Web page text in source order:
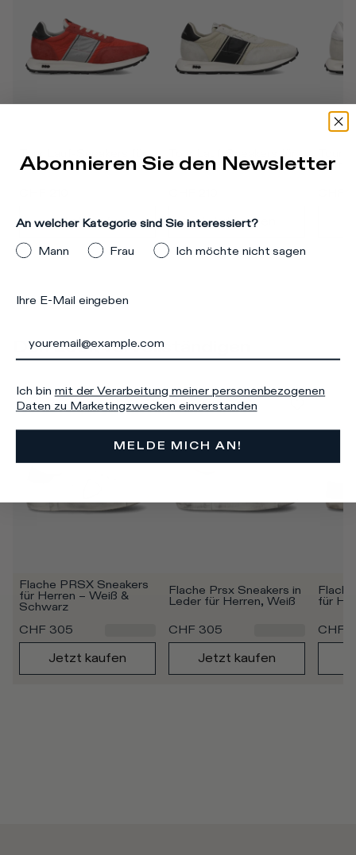
Tour Lauf-Sneakers für
Herren, Rot Grau
Jetzt kaufen
Tour Lauf-Sneakers für
Herren, Sand Schwarz
Jetzt kaufen
Den Look vervollständigen
Flache PRSX Sneakers
für Herren – Weiß &
Schwarz
CHF 305
Jetzt kaufen
Flache Prsx Sneakers in
Leder für Herren, Weiß
CHF 305
Jetzt kaufen
für
CHF
Abonnieren Sie den Newsletter
An welcher Kategorie sind Sie interessiert?
Mann
Frau Ich möchte nicht sagen
Ihre E-Mail eingeben
Ich bin mit der Verarbeitung meiner personenbezogenen
Daten zu Marketingzwecken einverstanden
MELDE MICH AN!